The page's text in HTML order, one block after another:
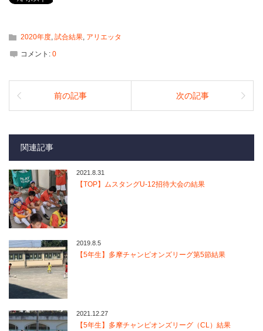
2020年度, 試合結果, アリエッタ
コメント: 0
前の記事 次の記事
関連記事
2021.8.31
【TOP】ムスタングU-12招待大会の結果
2019.8.5
【5年生】多摩チャンピオンズリーグ第5節結果
2021.12.27
【5年生】多摩チャンピオンズリーグ（CL）結果